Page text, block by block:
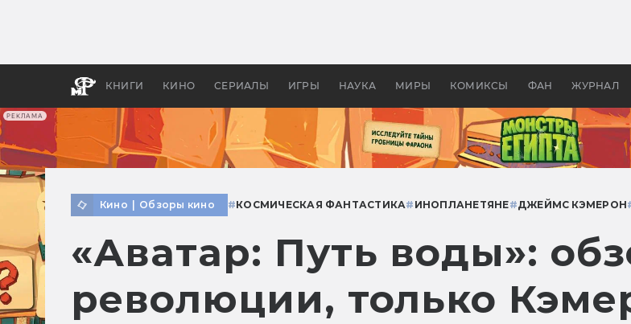
РЕКЛАМА
КНИГИ КИНО СЕРИАЛЫ ИГРЫ НАУКА МИРЫ КОМИКСЫ ФАН ЖУРНАЛ
апокалипсис, в России —
бы
Кино Обзоры кино #КОСМИЧЕСКАЯ ФАНТАСТИКА# ИНОПЛАНЕТЯНЕ#ДЖЕЙМС КЭМЕРОН
«Аватар: Путь воды»:
революции, только